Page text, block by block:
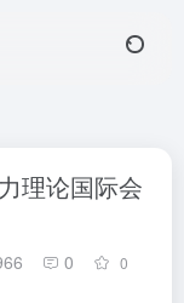
理论国际会
0 0